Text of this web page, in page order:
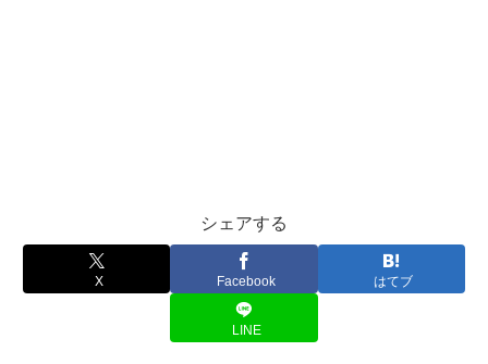
シェアする
X Facebook はてブ
LINE